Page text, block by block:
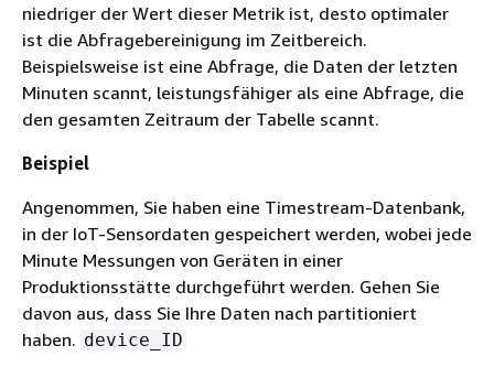
niedriger der Wert dieser Metrik ist, desto optimaler
ist die Abfragebereinigung im Zeitbereich.
Beispielsweise ist eine Abfrage, die Daten der letzten
Minuten scannt, leistungsfähiger als eine Abfrage, die
den gesamten Zeitraum der Tabelle scannt.
Beispiel
Angenommen, Sie haben eine Timestream-Datenbank,
in der IoT-Sensordaten gespeichert werden, wobei jede
Minute Messungen von Geräten in einer
Produktionsstätte durchgeführt werden. Gehen Sie
davon aus, dass Sie Ihre Daten nach partitioniert
haben. device_ID